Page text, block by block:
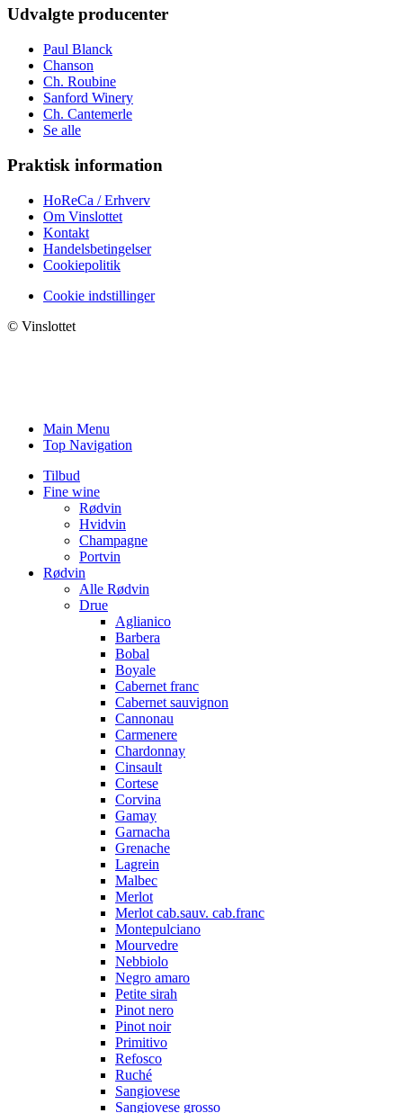
Udvalgte producenter
Paul Blanck
Chanson
Ch. Roubine
Sanford Winery
Ch. Cantemerle
Se alle
Praktisk information
HoReCa / Erhverv
Om Vinslottet
Kontakt
Handelsbetingelser
Cookiepolitik
Cookie indstillinger
© Vinslottet
Main Menu
Top Navigation
Tilbud
Fine wine
Rødvin
Hvidvin
Champagne
Portvin
Rødvin
Alle Rødvin
Drue
Aglianico
Barbera
Bobal
Boyale
Cabernet franc
Cabernet sauvignon
Cannonau
Carmenere
Chardonnay
Cinsault
Cortese
Corvina
Gamay
Garnacha
Grenache
Lagrein
Malbec
Merlot
Merlot cab.sauv. cab.franc
Montepulciano
Mourvedre
Nebbiolo
Negro amaro
Petite sirah
Pinot nero
Pinot noir
Primitivo
Refosco
Ruché
Sangiovese
Sangiovese grosso